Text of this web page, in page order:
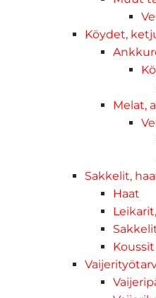
Köydet,
Melat,
Sakkelit,
Haat
Koussit